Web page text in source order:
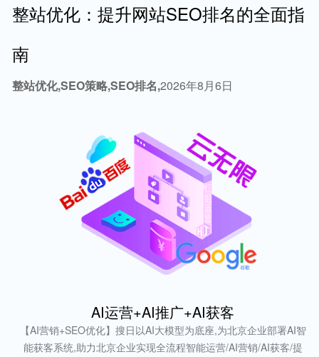
整站优化：提升网站SEO排名的全面指
南
整站优化,SEO策略,SEO排名,2026年8月6日
AI运营+AI推广+AI获客
【AI营销+SEO优化】搜日以AI大模型为底座,为北京企业部署AI智
能获客系统,助力北京企业实现全流程智能运营/AI营销/AI获客/提